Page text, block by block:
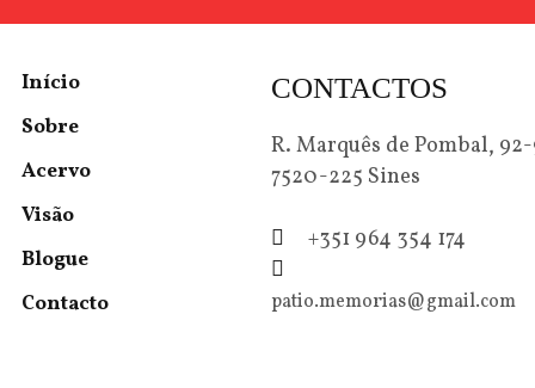
Início
Sobre
Acervo
Visão
Blogue
Contacto
CONTACTOS
R. Marquês de Pombal,
7520-225 Sines
+351 964 354 174
patio.memorias@gmail.com